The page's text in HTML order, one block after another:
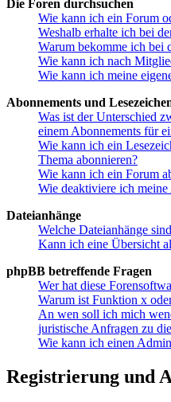
Die Foren durchsuchen
Wie kann ich ein Forum
Weshalb erhalte ich bei
Warum bekomme ich bei
Wie kann ich nach
Wie kann ich meine
Abonnements und
Was ist der Unterschied
einem Abonnements für
Wie kann ich ein
Thema abonnieren?
Wie kann ich ein Forum
Wie deaktiviere ich meine
Dateianhänge
Welche Dateianhänge
Kann ich eine Übersicht
phpBB betreffende Fragen
Wer hat diese
Warum ist Funktion x
An wen soll ich mich
juristische Anfragen zu
Wie kann ich einen
Registrierung und